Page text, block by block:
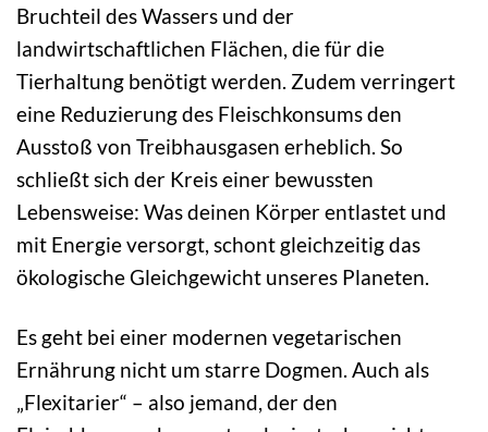
Bruchteil des Wassers und der
landwirtschaftlichen Flächen, die für die
Tierhaltung benötigt werden. Zudem verringert
eine Reduzierung des Fleischkonsums den
Ausstoß von Treibhausgasen erheblich. So
schließt sich der Kreis einer bewussten
Lebensweise: Was deinen Körper entlastet und
mit Energie versorgt, schont gleichzeitig das
ökologische Gleichgewicht unseres Planeten.
Es geht bei einer modernen vegetarischen
Ernährung nicht um starre Dogmen. Auch als
„Flexitarier“ – also jemand, der den